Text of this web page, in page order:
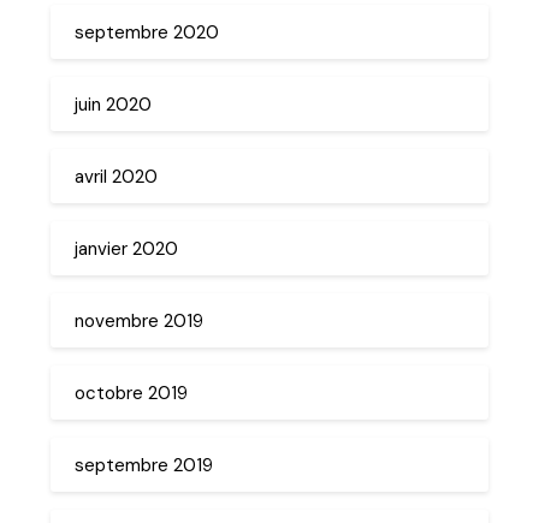
septembre 2020
juin 2020
avril 2020
janvier 2020
novembre 2019
octobre 2019
septembre 2019